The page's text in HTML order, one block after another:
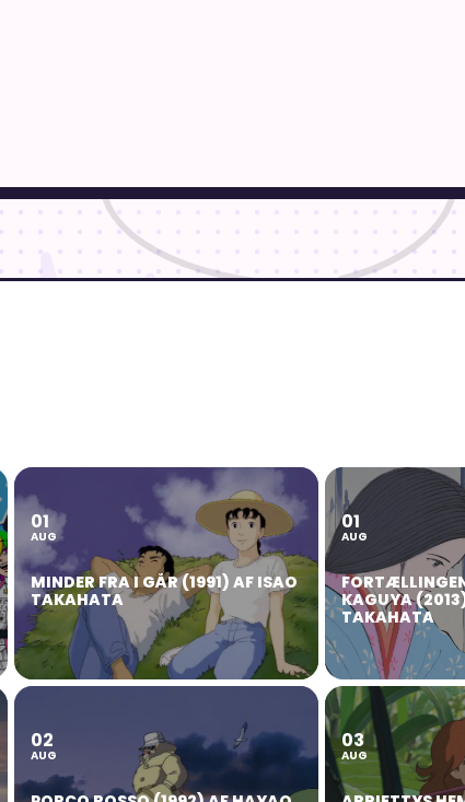
01
AUG
MINDER FRA I GÅR (1991) AF ISAO
TAKAHATA
01
AUG
KAGUYA
TAKAHATA
02
AUG
03
AUG